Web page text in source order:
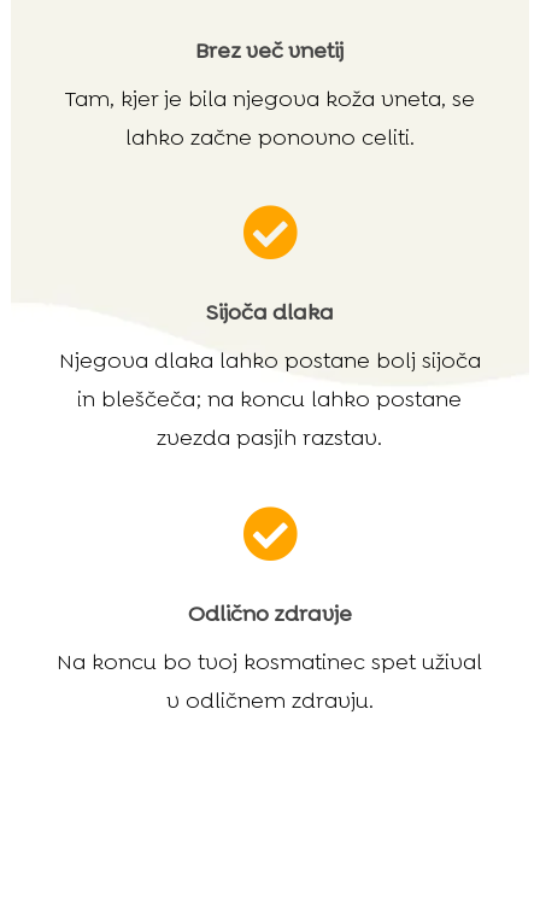
Brez več vnetij
Tam, kjer je bila njegova koža vneta, se
lahko začne ponovno celiti.

Sijoča dlaka
Njegova dlaka lahko postane bolj sijoča
in bleščeča; na koncu lahko postane
zvezda pasjih razstav.

Odlično zdravje
Na koncu bo tvoj kosmatinec spet užival
v odličnem zdravju.